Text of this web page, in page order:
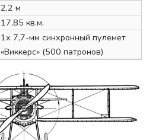
2,2 м
17,85 кв.м.
1х 7,7-мм синхронный пулемет
«Виккерс» (500 патронов)